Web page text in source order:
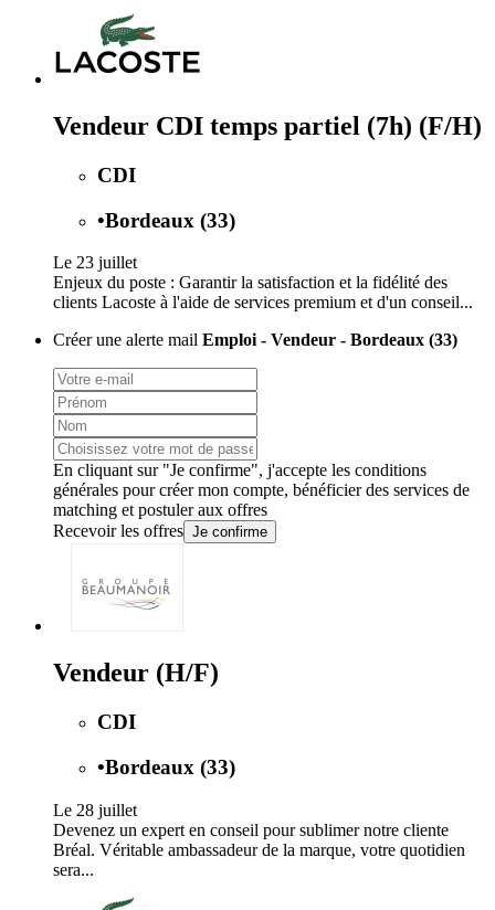
Vendeur CDI temps partiel (7h) (F/H)
CDI
•Bordeaux (33)
Le 23 juillet
Enjeux du poste : Garantir la satisfaction et la fidélité des
clients Lacoste à l'aide de services premium et d'un conseil...
Créer une alerte mail Emploi - Vendeur - Bordeaux (33)
En cliquant sur "Je confirme", j'accepte les conditions
générales pour créer mon compte, bénéficier des services de
matching et postuler aux offres
Recevoir les offres Je confirme
Vendeur (H/F)
CDI
•Bordeaux (33)
Le 28 juillet
Devenez un expert en conseil pour sublimer notre cliente
Bréal. Véritable ambassadeur de la marque, votre quotidien
sera...